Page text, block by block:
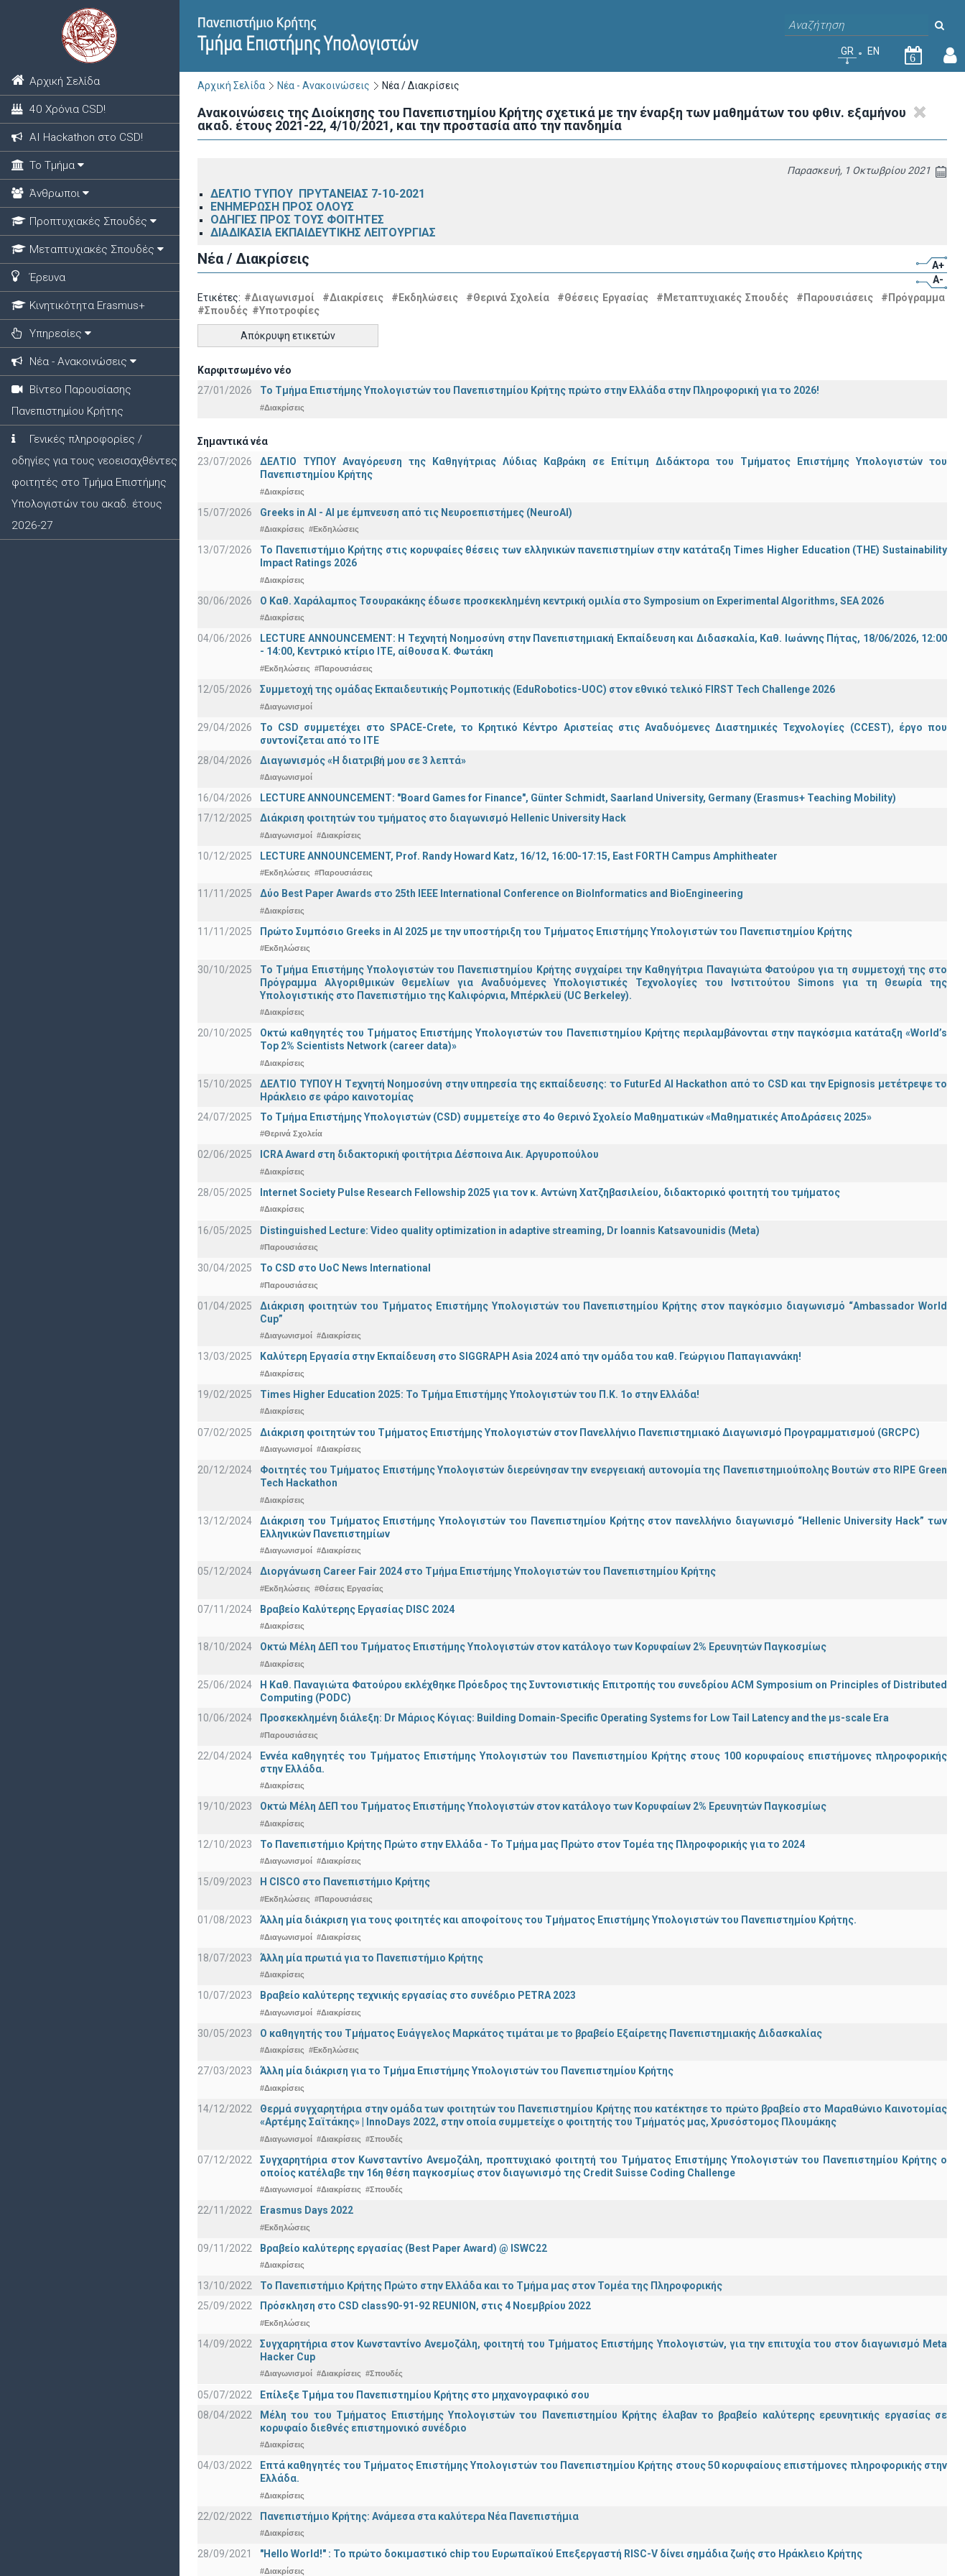
Αρχική Σελίδα
40 Χρόνια CSD!
ΑΙ Hackathon στο CSD!
Το Τμήμα
Άνθρωποι
Προπτυχιακές Σπουδές
Μεταπτυχιακές Σπουδές
Έρευνα
Κινητικότητα Erasmus+
Υπηρεσίες
Νέα - Ανακοινώσεις
Βίντεο Παρουσίασης
Πανεπιστημίου Κρήτης
Γενικές πληροφορίες /
οδηγίες για τους νεοεισαχθέντες
φοιτητές στο Τμήμα Επιστήμης
Υπολογιστών του ακαδ. έτους
2026-27
GR EN
6
Αρχική Σελίδα Νέα - Ανακοινώσεις Νέα / Διακρίσεις
Ανακοινώσεις της Διοίκησης του Πανεπιστημίου Κρήτης σχετικά με την έναρξη των μαθημάτων του φθιν. εξαμήνου
ακαδ. έτους 2021-22, 4/10/2021, και την προστασία από την πανδημία
Παρασκευή, 1 Οκτωβρίου 2021
ΔΕΛΤΙΟ ΤΥΠΟΥ ΠΡΥΤΑΝΕΙΑΣ 7-10-2021
ΕΝΗΜΕΡΩΣΗ ΠΡΟΣ ΟΛΟΥΣ
ΟΔΗΓΙΕΣ ΠΡΟΣ ΤΟΥΣ ΦΟΙΤΗΤΕΣ
ΔΙΑΔΙΚΑΣΙΑ ΕΚΠΑΙΔΕΥΤΙΚΗΣ ΛΕΙΤΟΥΡΓΙΑΣ
Νέα / Διακρίσεις
A+
A-
Ετικέτες: #Διαγωνισμοί #Διακρίσεις #Εκδηλώσεις #Θερινά Σχολεία #Θέσεις Εργασίας #Μεταπτυχιακές Σπουδές #Παρουσιάσεις
#Πρόγραμμα
#Σπουδές #Υποτροφίες
Απόκρυψη ετικετών
Καρφιτσωμένο νέο
27/01/2026
Το Τμήμα Επιστήμης Υπολογιστών του Πανεπιστημίου Κρήτης πρώτο στην Ελλάδα στην Πληροφορική για το 2026!
#Διακρίσεις
Σημαντικά νέα
23/07/2026
ΔΕΛΤΙΟ ΤΥΠΟΥ Αναγόρευση της Καθηγήτριας Λύδιας Καβράκη σε Επίτιμη Διδάκτορα του Τμήματος Επιστήμης Υπολογιστών του
Πανεπιστημίου Κρήτης
#Διακρίσεις
15/07/2026 Greeks in AI - ΑΙ με έμπνευση από τις Νευροεπιστήμες (NeuroAI)
#Διακρίσεις #Εκδηλώσεις
13/07/2026
Το Πανεπιστήμιο Κρήτης στις κορυφαίες θέσεις των ελληνικών πανεπιστημίων στην κατάταξη Times Higher Education (ΤΗΕ) Sustainability
Impact Ratings 2026
#Διακρίσεις
30/06/2026 Ο Καθ. Χαράλαμπος Τσουρακάκης έδωσε προσκεκλημένη κεντρική ομιλία στο Symposium on Experimental Algorithms, SEA 2026
#Διακρίσεις
04/06/2026
LECTURE ANNOUNCEMENT: Η Τεχνητή Νοημοσύνη στην Πανεπιστημιακή Εκπαίδευση και Διδασκαλία, Καθ. Ιωάννης Πήτας, 18/06/2026, 12:00
- 14:00, Κεντρικό κτίριο ΙΤΕ, αίθουσα Κ. Φωτάκη
#Εκδηλώσεις #Παρουσιάσεις
12/05/2026 Συμμετοχή της ομάδας Εκπαιδευτικής Ρομποτικής (EduRobotics-UOC) στον εθνικό τελικό FIRST Tech Challenge 2026
#Διαγωνισμοί
29/04/2026
Το CSD συμμετέχει στο SPACE-Crete, το Κρητικό Κέντρο Αριστείας στις Αναδυόμενες Διαστημικές Τεχνολογίες (CCEST), έργο που
συντονίζεται από το ΙΤΕ
28/04/2026
Διαγωνισμός «Η διατριβή μου σε 3 λεπτά»
#Διαγωνισμοί
16/04/2026
LECTURE ANNOUNCEMENT: "Board Games for Finance", Günter Schmidt, Saarland University, Germany (Erasmus+ Teaching Mobility)
17/12/2025
Διάκριση φοιτητών του τμήματος στο διαγωνισμό Hellenic University Hack
#Διαγωνισμοί #Διακρίσεις
10/12/2025 LECTURE ANNOUNCEMENT, Prof. Randy Howard Katz, 16/12, 16:00-17:15, East FORTH Campus Amphitheater
#Εκδηλώσεις #Παρουσιάσεις
11/11/2025 Δύο Best Paper Awards στο 25th IEEE International Conference on BioInformatics and BioEngineering
#Διακρίσεις
11/11/2025 Πρώτο Συμπόσιο Greeks in AI 2025 με την υποστήριξη του Τμήματος Επιστήμης Υπολογιστών του Πανεπιστημίου Κρήτης
#Εκδηλώσεις
30/10/2025
Το Τμήμα Επιστήμης Υπολογιστών του Πανεπιστημίου Κρήτης συγχαίρει την Καθηγήτρια Παναγιώτα Φατούρου για τη συμμετοχή της στο
Πρόγραμμα Αλγοριθμικών Θεμελίων για Αναδυόμενες Υπολογιστικές Τεχνολογίες του Ινστιτούτου Simons για τη Θεωρία της
Υπολογιστικής στο Πανεπιστήμιο της Καλιφόρνια, Μπέρκλεϋ (UC Berkeley).
#Διακρίσεις
20/10/2025
Οκτώ καθηγητές του Τμήματος Επιστήμης Υπολογιστών του Πανεπιστημίου Κρήτης περιλαμβάνονται στην παγκόσμια κατάταξη «World’s
Top 2% Scientists Network (career data)»
#Διακρίσεις
15/10/2025
ΔΕΛΤΙΟ ΤΥΠΟΥ H Tεχνητή Νοημοσύνη στην υπηρεσία της εκπαίδευσης: το FuturEd AI Hackathon από το CSD και την Epignosis μετέτρεψε το
Ηράκλειο σε φάρο καινοτομίας
24/07/2025
Το Τμήμα Επιστήμης Υπολογιστών (CSD) συμμετείχε στο 4ο Θερινό Σχολείο Μαθηματικών «Μαθηματικές ΑποΔράσεις 2025»
#Θερινά Σχολεία
02/06/2025 ICRA Award στη διδακτορική φοιτήτρια Δέσποινα Αικ. Αργυροπούλου
#Διακρίσεις
28/05/2025 Internet Society Pulse Research Fellowship 2025 για τον κ. Αντώνη Χατζηβασιλείου, διδακτορικό φοιτητή του τμήματος
#Διακρίσεις
16/05/2025 Distinguished Lecture: Video quality optimization in adaptive streaming, Dr Ioannis Katsavounidis (Meta)
#Παρουσιάσεις
30/04/2025 To CSD στο UoC News International
#Παρουσιάσεις
01/04/2025
Διάκριση φοιτητών του Τμήματος Επιστήμης Υπολογιστών του Πανεπιστημίου Κρήτης στον παγκόσμιο διαγωνισμό “Ambassador World
Cup”
#Διαγωνισμοί #Διακρίσεις
13/03/2025 Καλύτερη Εργασία στην Εκπαίδευση στο SIGGRAPH Asia 2024 από την ομάδα του καθ. Γεώργιου Παπαγιαννάκη!
#Διακρίσεις
19/02/2025 Times Higher Education 2025: Το Τμήμα Επιστήμης Υπολογιστών του Π.Κ. 1ο στην Ελλάδα!
#Διακρίσεις
07/02/2025 Διάκριση φοιτητών του Τμήματος Επιστήμης Υπολογιστών στον Πανελλήνιο Πανεπιστημιακό Διαγωνισμό Προγραμματισμού (GRCPC)
#Διαγωνισμοί #Διακρίσεις
20/12/2024
Φοιτητές του Τμήματος Επιστήμης Υπολογιστών διερεύνησαν την ενεργειακή αυτονομία της Πανεπιστημιούπολης Βουτών στο RIPE Green
Tech Hackathon
#Διακρίσεις
13/12/2024
Διάκριση του Τμήματος Επιστήμης Υπολογιστών του Πανεπιστημίου Κρήτης στον πανελλήνιο διαγωνισμό “Hellenic University Hack” των
Ελληνικών Πανεπιστημίων
#Διαγωνισμοί #Διακρίσεις
05/12/2024 Διοργάνωση Career Fair 2024 στο Τμήμα Επιστήμης Υπολογιστών του Πανεπιστημίου Κρήτης
#Εκδηλώσεις #Θέσεις Εργασίας
07/11/2024 Βραβείο Καλύτερης Εργασίας DISC 2024
#Διακρίσεις
18/10/2024 Οκτώ Μέλη ΔΕΠ του Τμήματος Επιστήμης Υπολογιστών στον κατάλογο των Κορυφαίων 2% Ερευνητών Παγκοσμίως
#Διακρίσεις
25/06/2024
Η Καθ. Παναγιώτα Φατούρου εκλέχθηκε Πρόεδρος της Συντονιστικής Επιτροπής του συνεδρίου ACM Symposium on Principles of Distributed
Computing (PODC)
10/06/2024
Προσκεκλημένη διάλεξη: Dr Μάριος Κόγιας: Building Domain-Specific Operating Systems for Low Tail Latency and the μs-scale Era
#Παρουσιάσεις
22/04/2024
Εννέα καθηγητές του Τμήματος Επιστήμης Υπολογιστών του Πανεπιστημίου Κρήτης στους 100 κορυφαίους επιστήμονες πληροφορικής
στην Ελλάδα.
#Διακρίσεις
19/10/2023 Οκτώ Μέλη ΔΕΠ του Τμήματος Επιστήμης Υπολογιστών στον κατάλογο των Κορυφαίων 2% Ερευνητών Παγκοσμίως
#Διακρίσεις
12/10/2023 Το Πανεπιστήμιο Κρήτης Πρώτο στην Ελλάδα - Το Τμήμα μας Πρώτο στον Τομέα της Πληροφορικής για το 2024
#Διαγωνισμοί #Διακρίσεις
15/09/2023 Η CISCO στο Πανεπιστήμιο Κρήτης
#Εκδηλώσεις #Παρουσιάσεις
01/08/2023 Άλλη μία διάκριση για τους φοιτητές και αποφοίτους του Τμήματος Επιστήμης Υπολογιστών του Πανεπιστημίου Κρήτης.
#Διαγωνισμοί #Διακρίσεις
18/07/2023 Άλλη μία πρωτιά για το Πανεπιστήμιο Κρήτης
#Διακρίσεις
10/07/2023 Βραβείο καλύτερης τεχνικής εργασίας στο συνέδριο PETRA 2023
#Διαγωνισμοί #Διακρίσεις
30/05/2023 Ο καθηγητής του Τμήματος Ευάγγελος Μαρκάτος τιμάται με το βραβείο Εξαίρετης Πανεπιστημιακής Διδασκαλίας
#Διακρίσεις #Εκδηλώσεις
27/03/2023 Άλλη μία διάκριση για το Τμήμα Επιστήμης Υπολογιστών του Πανεπιστημίου Κρήτης
#Διακρίσεις
14/12/2022
Θερμά συγχαρητήρια στην ομάδα των φοιτητών του Πανεπιστημίου Κρήτης που κατέκτησε το πρώτο βραβείο στο Μαραθώνιο Καινοτομίας
«Αρτέμης Σαϊτάκης» | InnoDays 2022, στην οποία συμμετείχε ο φοιτητής του Τμήματός μας, Χρυσόστομος Πλουμάκης
#Διαγωνισμοί #Διακρίσεις #Σπουδές
07/12/2022
Συγχαρητήρια στον Κωνσταντίνο Ανεμοζάλη, προπτυχιακό φοιτητή του Τμήματος Επιστήμης Υπολογιστών του Πανεπιστημίου Κρήτης ο
οποίος κατέλαβε την 16η θέση παγκοσμίως στον διαγωνισμό της Credit Suisse Coding Challenge
#Διαγωνισμοί #Διακρίσεις #Σπουδές
22/11/2022 Erasmus Days 2022
#Εκδηλώσεις
09/11/2022 Βραβείο καλύτερης εργασίας (Best Paper Award) @ ISWC22
#Διακρίσεις
13/10/2022
Το Πανεπιστήμιο Κρήτης Πρώτο στην Ελλάδα και το Τμήμα μας στον Τομέα της Πληροφορικής
25/09/2022
Πρόσκληση στο CSD class90-91-92 REUNION, στις 4 Νοεμβρίου 2022
#Εκδηλώσεις
14/09/2022
Συγχαρητήρια στον Κωνσταντίνο Ανεμοζάλη, φοιτητή του Τμήματος Επιστήμης Υπολογιστών, για την επιτυχία του στον διαγωνισμό Meta
Hacker Cup
#Διαγωνισμοί #Διακρίσεις #Σπουδές
05/07/2022
Επίλεξε Τμήμα του Πανεπιστημίου Κρήτης στο μηχανογραφικό σου
08/04/2022
Μέλη του του Τμήματος Επιστήμης Υπολογιστών του Πανεπιστημίου Κρήτης έλαβαν το βραβείο καλύτερης ερευνητικής εργασίας σε
κορυφαίο διεθνές επιστημονικό συνέδριο
#Διακρίσεις
04/03/2022
Επτά καθηγητές του Τμήματος Επιστήμης Υπολογιστών του Πανεπιστημίου Κρήτης στους 50 κορυφαίους επιστήμονες πληροφορικής στην
Ελλάδα.
#Διακρίσεις
22/02/2022 Πανεπιστήμιο Κρήτης: Ανάμεσα στα καλύτερα Νέα Πανεπιστήμια
#Διακρίσεις
28/09/2021 "Hello World!" : Το πρώτο δοκιμαστικό chip του Ευρωπαϊκού Επεξεργαστή RISC-V δίνει σημάδια ζωής στο Ηράκλειο Κρήτης
#Διακρίσεις